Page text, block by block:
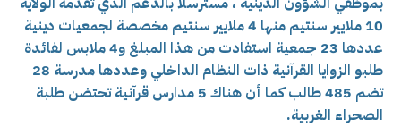
10 ملايير سنتيم منها 4 ملايير سنتيم مخصصة لجمعيات دينية
عددها 23 جمعية استفادت من هذا المبلغ و4 ملابس لفائدة
طلبو الزوايا القرآنية ذات النظام الداخلي وعددها مدرسة 28
تضم 485 طالب كما أن هناك 5 مدارس قرآنية تحتضن طلبة
الصحراء الغربية.